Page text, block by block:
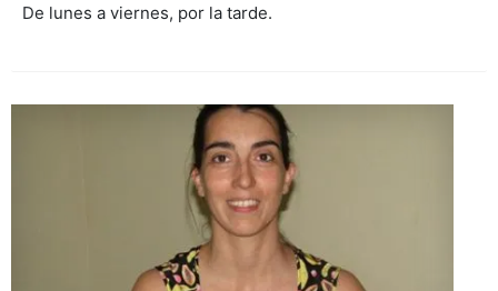
De lunes a viernes, por la tarde.